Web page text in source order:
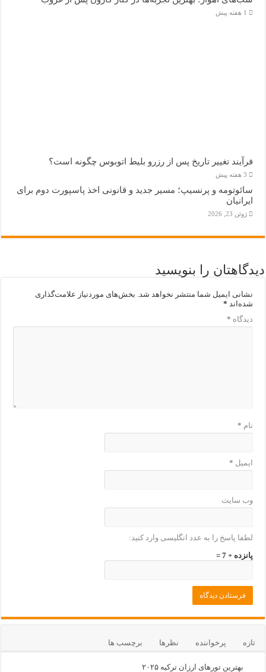
1 هفته پیش
فرآیند تغییر تاریخ پس از رزرو بلیط اتوبوس چگونه است؟
3 هفته پیش
سائوتومه و پرنسیپ؛ مسیر جدید و قانونی اخذ پاسپورت دوم برای
ایرانیان
ژوئن 23, 2026
دیدگاهتان را بنویسید
نشانی ایمیل شما منتشر نخواهد شد. بخش‌های موردنیاز علامت‌گذاری
شده‌اند *
دیدگاه *
نام *
ایمیل *
وب‌ سایت
لطفا پاسخ را به عدد انگلیسی وارد کنید:
پانزده + 7 =
تازه پرخواننده نظرها برچسب ها
بهترین تورهای ارزان ترکیه ۲۰۲۵